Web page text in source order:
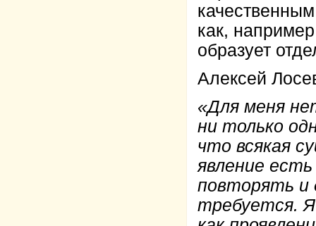
как,
образует
Алексей
«Для меня
ни только
что всякая
явление
повторять и
требуется.